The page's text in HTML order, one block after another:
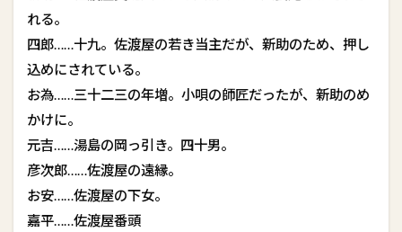
れる。
四郎……十九。佐渡屋の若き当主だが、新助のため、押し
込めにされている。
お為……三十二三の年増。小唄の師匠だったが、新助のめ
かけに。
元吉……湯島の岡っ引き。四十男。
彦次郎……佐渡屋の遠縁。
お安……佐渡屋の下女。
嘉平……佐渡屋番頭